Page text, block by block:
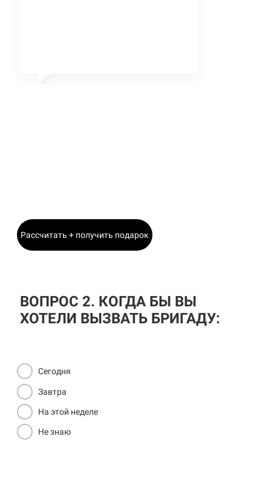
Рассчитать + получить подарок
ВОПРОС 2. КОГДА БЫ ВЫ
ХОТЕЛИ ВЫЗВАТЬ БРИГАДУ:
Сегодня
Завтра
На этой неделе
Не знаю